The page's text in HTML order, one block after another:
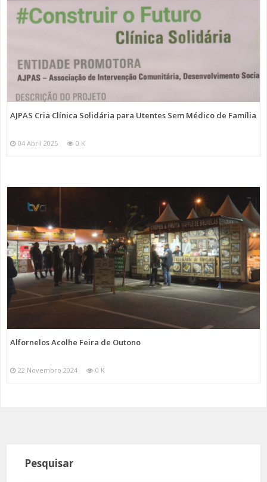
AJPAS Cria Clínica Solidária para Utentes Sem Médico de Família
04 Abril 2025 0 K
Alfornelos Acolhe Feira de Outono
22 Novembro 2024 0 K
Pesquisar